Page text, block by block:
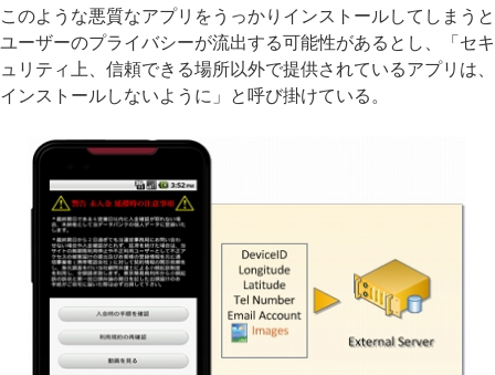
このような悪質なアプリをうっかりインストールしてしまうと
ユーザーのプライバシーが流出する可能性があるとし、「セキ
ュリティ上、信頼できる場所以外で提供されているアプリは、
インストールしないように」と呼び掛けている。